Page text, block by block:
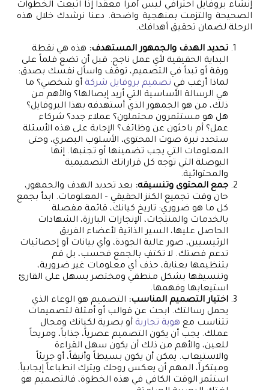
إنشاء بروفايل احترافي ليس أمراً معقداً إذا اتبعت الخطوات
الصحيحة والتزمت بمنهجية واضحة. دعنا نرشدك خلال هذه
الرحلة لضمان تحقيق أهدافك.
تحديد الهدف والجمهور المستهدف: هذه هي نقطة
البداية الحقيقية لأي عمل ناجح. قبل أن تضع قلماً على
ورقة أو تبدأ في التصميم، توقف واسأل نفسك بصدق:
لماذا أرغب في تصميم بروفايل شركة أو شخصي؟ ما
هي الرسالة الأساسية التي أريد إيصالها؟ والأهم من
ذلك، من هو الجمهور الذي أستهدفه بهذا البروفايل؟
هل هو مستثمرون محتملون؟ عملاء جدد؟ شركاء
عمل؟ أم باحثون عن وظائف؟ الإجابة على هذه الأسئلة
ستحدد نبرة صوت المحتوى، الأسلوب البصري، وحتى
المعلومات التي يجب تضمينها أو تجنبها. إنها
البوصلة التي توجه كل قراراتك التصميمية
والمحتوائية.
جمع المحتوى وتنسيقه: بعد تحديد الهدف والجمهور،
حان وقت تجميع الكنز الحقيقي – المعلومات. ابدأ بجمع
كل ما هو ضروري: تاريخ كيانك، قائمة مفصلة
بالخدمات والمنتجات، الإنجازات البارزة، الشهادات
الحاصل عليها، السير الذاتية لأعضاء الفريق
الرئيسيين، صور عالية الجودة، وأي بيانات أو إحصائيات
تدعم قصتك. لا تكتفِ بالجمع فحسب، بل قم
بتنظيمها بعناية، حذف أي معلومات غير ضرورية،
وتنسيقها بشكل منطقي ومختصر يسهل على القارئ
استيعابها وفهمها.
اختيار التصميم المناسب: التصميم هو الوعاء الذي
يحمل رسالتك. ابحث عن قوالب أو أمثلة لتصميمات
تتناسب مع هوية تجارية أو بصرية لكيانك ومجال
عملك. يجب أن يكون التصميم عصرياً، جذاباً، ومريحاً
للعين، والأهم من ذلك أن يكون سهل القراءة
والاستيعاب. يمكن أن يكون بسيطاً وأنيقاً، أو جريئاً
ومبتكراً، المهم أن يعكس روحك ويترك انطباعاً إيجابياً.
استثمر الوقت الكافي في هذه الخطوة، فالتصميم هو